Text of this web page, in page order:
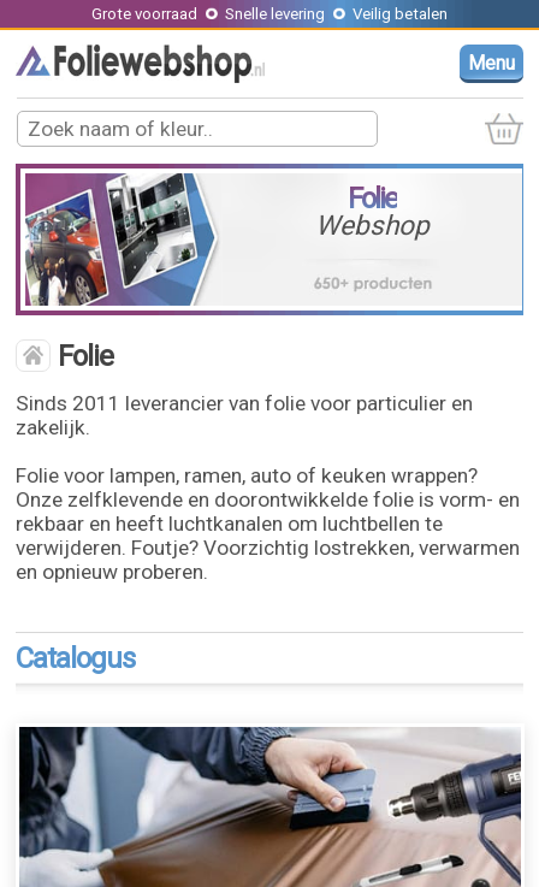
Grote voorraad Snelle levering Veilig betalen
Menu
Folie
Webshop
Folie
Sinds 2011 leverancier van folie voor particulier en
zakelijk.
Folie voor lampen, ramen, auto of keuken wrappen?
Onze zelfklevende en doorontwikkelde folie is vorm- en
rekbaar en heeft luchtkanalen om luchtbellen te
verwijderen. Foutje? Voorzichtig lostrekken, verwarmen
en opnieuw proberen.
Catalogus